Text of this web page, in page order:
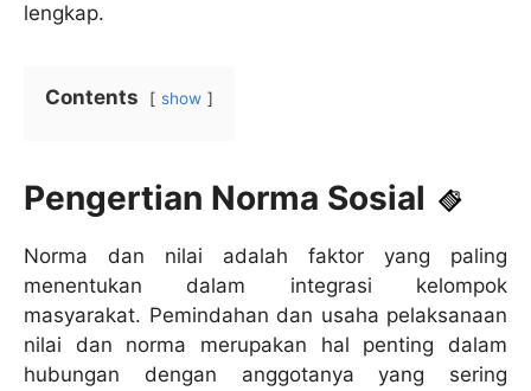
lengkap.
Contents show
Pengertian Norma Sosial
Norma dan nilai adalah faktor yang paling
menentukan dalam integrasi kelompok
masyarakat. Pemindahan dan usaha pelaksanaan
nilai dan norma merupakan hal penting dalam
hubungan dengan anggotanya yang sering